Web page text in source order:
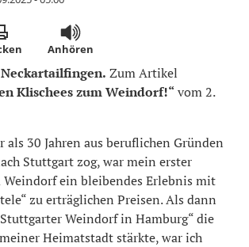
Anhören
Zum Artikel
Klischees zum Weindorf!“ vom 2.
als 30 Jahren aus beruflichen Gründen
Stuttgart zog, war mein erster
Weindorf ein bleibendes Erlebnis mit
zu erträglichen Preisen. Als dann
Weindorf in Hamburg“ die
Heimatstadt stärkte, war ich